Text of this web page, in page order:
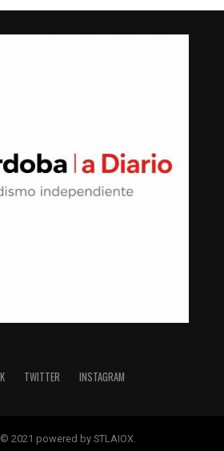
TWITTER INSTAGRAM
2021 powered by STLAIOX.